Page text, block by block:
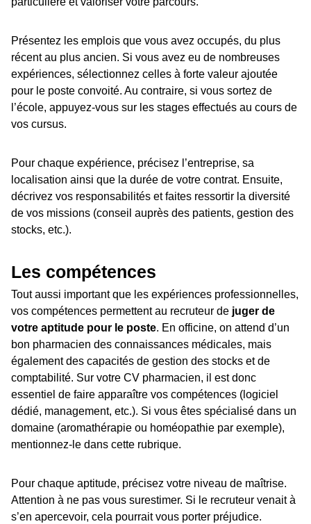
Présentez les emplois que vous avez occupés, du plus
récent au plus ancien. Si vous avez eu de nombreuses
expériences, sélectionnez celles à forte valeur ajoutée
pour le poste convoité. Au contraire, si vous sortez de
l’école, appuyez-vous sur les stages effectués au cours de
vos cursus.
Pour chaque expérience, précisez l’entreprise, sa
localisation ainsi que la durée de votre contrat. Ensuite,
décrivez vos responsabilités et faites ressortir la diversité
de vos missions (conseil auprès des patients, gestion des
stocks, etc.).
Les compétences
Tout aussi important que les expériences professionnelles,
vos compétences permettent au recruteur de juger de
votre aptitude pour le poste. En officine, on attend d’un
bon pharmacien des connaissances médicales, mais
également des capacités de gestion des stocks et de
comptabilité. Sur votre CV pharmacien, il est donc
essentiel de faire apparaître vos compétences (logiciel
dédié, management, etc.). Si vous êtes spécialisé dans un
domaine (aromathérapie ou homéopathie par exemple),
mentionnez-le dans cette rubrique.
Pour chaque aptitude, précisez votre niveau de maîtrise.
Attention à ne pas vous surestimer. Si le recruteur venait à
s’en apercevoir, cela pourrait vous porter préjudice.